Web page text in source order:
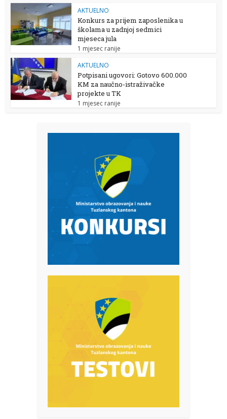
AKTUELNO
Konkurs za prijem zaposlenika u
školama u zadnjoj sedmici
mjeseca jula
1 mjesec ranije
AKTUELNO
Potpisani ugovori: Gotovo 600.000
KM za naučno-istraživačke
projekte u TK
1 mjesec ranije